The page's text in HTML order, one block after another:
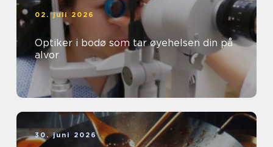
02. juli 2026
Optiker i bodø som tar øyehelsen din på
alvor
30. juni 2026